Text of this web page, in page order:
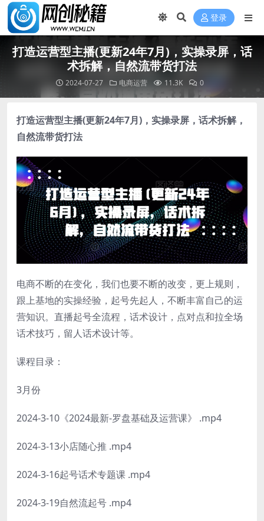
登录
打造运营型主播(更新24年7月)，实操录屏，话
术拆解，自然流带货打法
2024-07-27 电商运营 11.3K 0
打造运营型主播(更新24年7月)，实操录屏，话术拆解，
自然流带货打法
电商不断的在变化，我们也要不断的改变，更上规则，
跟上基地的实操经验，起号先起人，不断丰富自己的运
营知识。直播起号全流程，话术设计，点对点和拉全场
话术技巧，留人话术设计等。
课程目录：
3月份
2024-3-10《2024最新-罗盘基础及运营课》 .mp4
2024-3-13小店随心推 .mp4
2024-3-16起号话术专题课 .mp4
2024-3-19自然流起号 .mp4